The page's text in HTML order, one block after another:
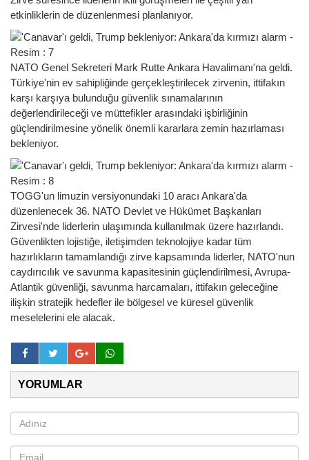
etkinliklerin de düzenlenmesi planlanıyor.
NATO Genel Sekreteri Mark Rutte Ankara Havalimanı'na geldi.
Türkiye'nin ev sahipliğinde gerçekleştirilecek zirvenin, ittifakın
karşı karşıya bulunduğu güvenlik sınamalarının
değerlendirileceği ve müttefikler arasındaki işbirliğinin
güçlendirilmesine yönelik önemli kararlara zemin hazırlaması
bekleniyor.
TOGG'un limuzin versiyonundaki 10 aracı Ankara'da
düzenlenecek 36. NATO Devlet ve Hükümet Başkanları
Zirvesi'nde liderlerin ulaşımında kullanılmak üzere hazırlandı.
Güvenlikten lojistiğe, iletişimden teknolojiye kadar tüm
hazırlıkların tamamlandığı zirve kapsamında liderler, NATO'nun
caydırıcılık ve savunma kapasitesinin güçlendirilmesi, Avrupa-
Atlantik güvenliği, savunma harcamaları, ittifakın geleceğine
ilişkin stratejik hedefler ile bölgesel ve küresel güvenlik
meselelerini ele alacak.
YORUMLAR